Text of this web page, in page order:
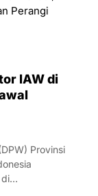
IAW di
Provinsi
di…